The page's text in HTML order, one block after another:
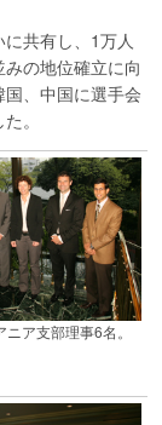
共有し、1万人
の地位確立に向
、中国に選手会
。
ア支部理事6名。